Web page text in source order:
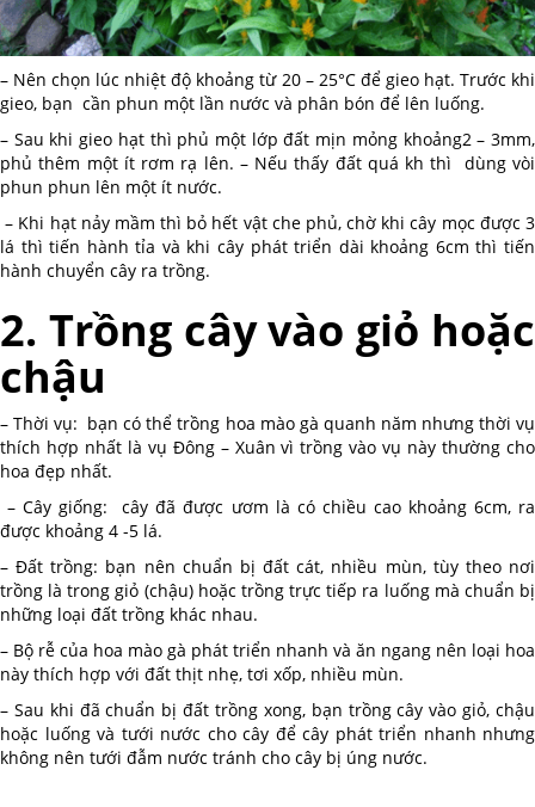
– Nên chọn lúc nhiệt độ khoảng từ 20 – 25°C để gieo hạt. Trước khi
gieo, bạn cần phun một lần nước và phân bón để lên luống.
– Sau khi gieo hạt thì phủ một lớp đất mịn mỏng khoảng2 – 3mm,
phủ thêm một ít rơm rạ lên. – Nếu thấy đất quá kh thì dùng vòi
phun phun lên một ít nước.
– Khi hạt nảy mầm thì bỏ hết vật che phủ, chờ khi cây mọc được 3
lá thì tiến hành tỉa và khi cây phát triển dài khoảng 6cm thì tiến
hành chuyển cây ra trồng.
2. Trồng cây vào giỏ hoặc
chậu
– Thời vụ: bạn có thể trồng hoa mào gà quanh năm nhưng thời vụ
thích hợp nhất là vụ Đông – Xuân vì trồng vào vụ này thường cho
hoa đẹp nhất.
– Cây giống: cây đã được ươm là có chiều cao khoảng 6cm, ra
được khoảng 4 -5 lá.
– Đất trồng: bạn nên chuẩn bị đất cát, nhiều mùn, tùy theo nơi
trồng là trong giỏ (chậu) hoặc trồng trực tiếp ra luống mà chuẩn bị
những loại đất trồng khác nhau.
– Bộ rễ của hoa mào gà phát triển nhanh và ăn ngang nên loại hoa
này thích hợp với đất thịt nhẹ, tơi xốp, nhiều mùn.
– Sau khi đã chuẩn bị đất trồng xong, bạn trồng cây vào giỏ, chậu
hoặc luống và tưới nước cho cây để cây phát triển nhanh nhưng
không nên tưới đẫm nước tránh cho cây bị úng nước.